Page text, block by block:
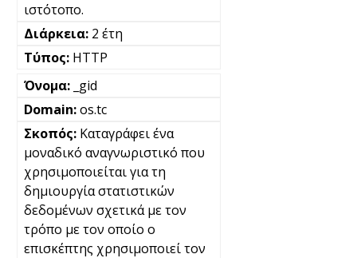
ιστότοπο.
2 έτη
HTTP
_gid
os.tc
Καταγράφει ένα
μοναδικό αναγνωριστικό που
χρησιμοποιείται για τη
δημιουργία στατιστικών
δεδομένων σχετικά με τον
τρόπο με τον οποίο ο
επισκέπτης χρησιμοποιεί τον